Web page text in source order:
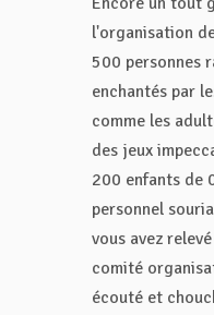
l'organisation
500 personnes
enchantés par
comme les
des jeux
200 enfants de
personnel
vous avez
comité
écouté et